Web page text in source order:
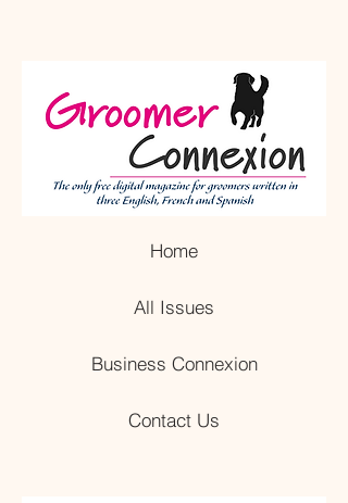
Home
All Issues
Business Connexion
Contact Us